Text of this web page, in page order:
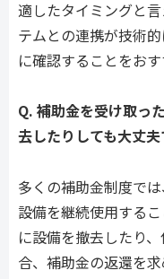
適したタイミングと
テムとの連携が技術
に確認することをおす
Q. 補助金を受け取っ
去したりしても大丈夫
多くの補助金制度で
設備を継続使用する
に設備を撤去したり
合、補助金の返還を